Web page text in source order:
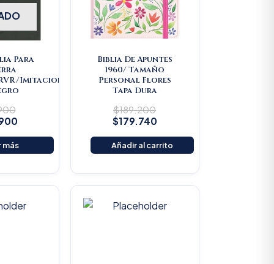
Para
Imitacion
más
Biblia De Apuntes
1960/ Tamaño
Personal Flores
Tapa Dura
$189.200
$179.740
Añadir al carrito
Current
price
Current